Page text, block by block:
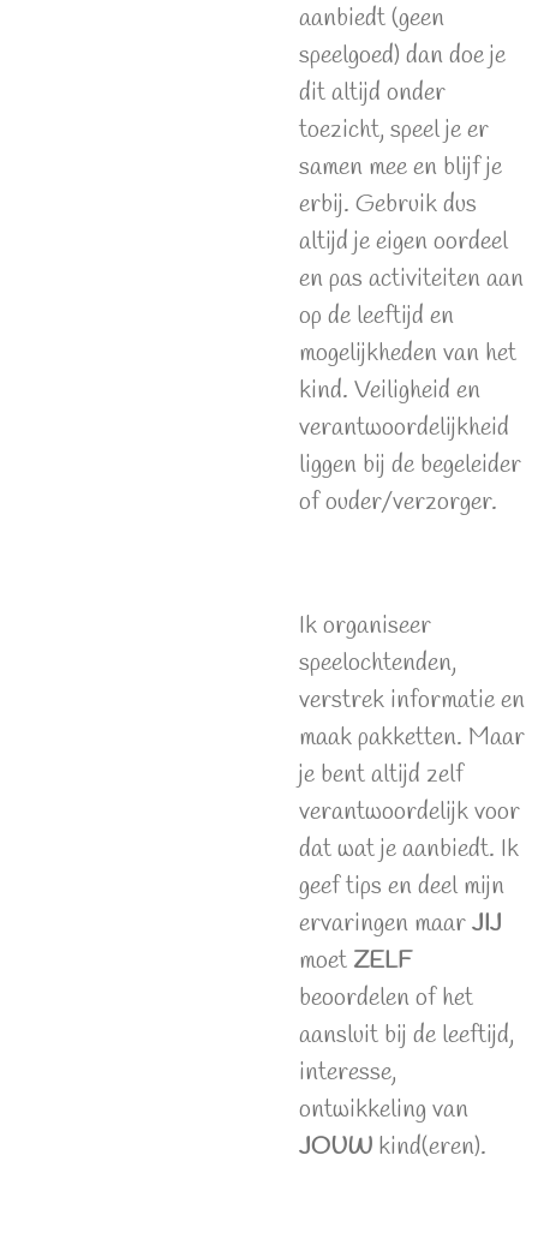
aanbiedt (geen
speelgoed) dan doe je
dit altijd onder
toezicht, speel je er
samen mee en blijf je
erbij. Gebruik dus
altijd je eigen oordeel
en pas activiteiten aan
op de leeftijd en
mogelijkheden van het
kind. Veiligheid en
verantwoordelijkheid
liggen bij de begeleider
of ouder/verzorger.
Ik organiseer
speelochtenden,
verstrek informatie en
maak pakketten. Maar
je bent altijd zelf
verantwoordelijk voor
dat wat je aanbiedt. Ik
geef tips en deel mijn
ervaringen maarJIJ
moet ZELF
beoordelen of het
aansluit bij de leeftijd,
interesse,
ontwikkeling van
JOUW kind(eren).